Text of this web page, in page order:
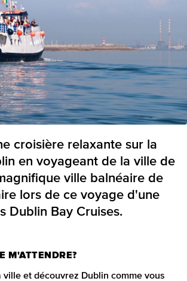
croisière relaxante sur la
en voyageant de la ville de
ville balnéaire de
lors de ce voyage d'une
Dublin Bay Cruises.
M'ATTENDRE?
ville et découvrez Dublin comme vous